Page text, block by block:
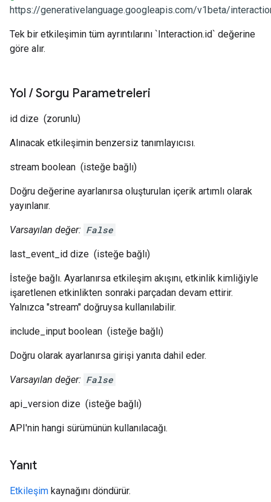
https://generativelanguage.googleapis.com/v1beta/
Tek bir etkileşimin tüm ayrıntılarını `Interaction.id` değerine
göre alır.
Yol /Sorgu Parametreleri
id dize (zorunlu)
Alınacak etkileşimin benzersiz tanımlayıcısı.
stream boolean (isteğe bağlı)
Doğru değerine ayarlanırsa oluşturulan içerik artımlı olarak
yayınlanır.
Varsayılan değer: False
last_event_id dize (isteğe bağlı)
İsteğe bağlı. Ayarlanırsa etkileşim akışını, etkinlik kimliğiyle
işaretlenen etkinlikten sonraki parçadan devam ettirir.
Yalnızca "stream" doğruysa kullanılabilir.
include_input boolean (isteğe bağlı)
Doğru olarak ayarlanırsa girişi yanıta dahil eder.
Varsayılan değer: False
api_version dize (isteğe bağlı)
API'nin hangi sürümünün kullanılacağı.
Yanıt
Etkileşim kaynağını döndürür.